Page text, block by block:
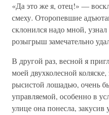
«Да это же я, отец!» —
смеху. Оторопевшие
склонился надо мной,
розыгрыш замечательно
В другой раз, весной я
моей двухколесной
рысистой лошадью, очень
управляемой, особенно в
улице она понесла, закусив